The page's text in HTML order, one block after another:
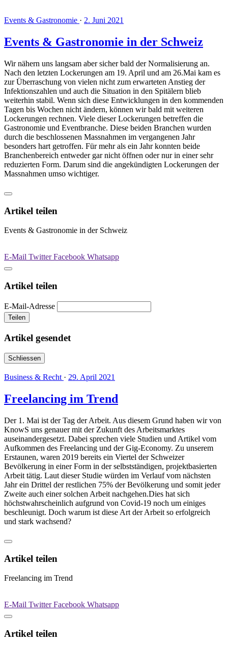
Events & Gastronomie · 2. Juni 2021
Events & Gastronomie in der Schweiz
Wir nähern uns langsam aber sicher bald der Normalisierung an.
Nach den letzten Lockerungen am 19. April und am 26.Mai kam es
zur Überraschung von vielen nicht zum erwarteten Anstieg der
Infektionszahlen und auch die Situation in den Spitälern blieb
weiterhin stabil. Wenn sich diese Entwicklungen in den kommenden
Tagen bis Wochen nicht ändern, können wir bald mit weiteren
Lockerungen rechnen. Viele dieser Lockerungen betreffen die
Gastronomie und Eventbranche. Diese beiden Branchen wurden
durch die beschlossenen Massnahmen im vergangenen Jahr
besonders hart getroffen. Für mehr als ein Jahr konnten beide
Branchenbereich entweder gar nicht öffnen oder nur in einer sehr
reduzierten Form. Darum sind die angekündigten Lockerungen der
Massnahmen umso wichtiger.
Artikel teilen
Events & Gastronomie in der Schweiz
E-Mail TwitterFacebook Whatsapp
Artikel teilen
E-Mail-Adresse
Teilen
Artikel gesendet
Schliessen
Business & Recht · 29. April 2021
Freelancing im Trend
Der 1. Mai ist der Tag der Arbeit. Aus diesem Grund haben wir von
KnowS uns genauer mit der Zukunft des Arbeitsmarktes
auseinandergesetzt. Dabei sprechen viele Studien und Artikel vom
Aufkommen des Freelancing und der Gig-Economy. Zu unserem
Erstaunen, waren 2019 bereits ein Viertel der Schweizer
Bevölkerung in einer Form in der selbstständigen, projektbasierten
Arbeit tätig. Laut dieser Studie würden im Verlauf vom nächsten
Jahr ein Drittel der restlichen 75% der Bevölkerung und somit jeder
Zweite auch einer solchen Arbeit nachgehen.Dies hat sich
höchstwahrscheinlich aufgrund von Covid-19 noch um einiges
beschleunigt. Doch warum ist diese Art der Arbeit so erfolgreich
und stark wachsend?
Artikel teilen
Freelancing im Trend
E-Mail TwitterFacebook Whatsapp
Artikel teilen